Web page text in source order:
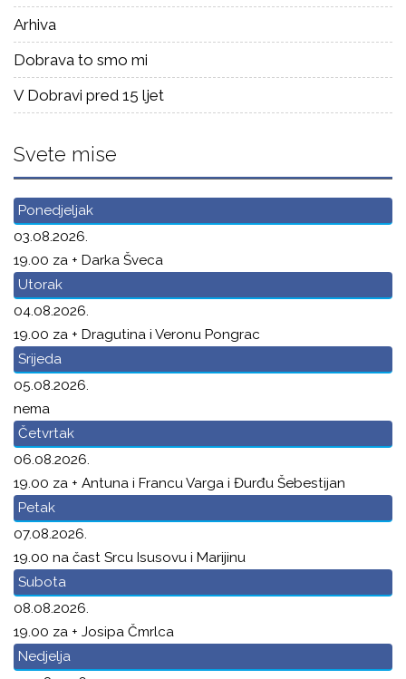
Arhiva
Dobrava to smo mi
V Dobravi pred 15 ljet
Svete mise
Ponedjeljak
03.08.2026.
19.00 za + Darka Šveca
Utorak
04.08.2026.
19.00 za + Dragutina i Veronu Pongrac
Srijeda
05.08.2026.
nema
Četvrtak
06.08.2026.
19.00 za + Antuna i Francu Varga i Đurđu Šebestijan
Petak
07.08.2026.
19.00 na čast Srcu Isusovu i Marijinu
Subota
08.08.2026.
19.00 za + Josipa Čmrlca
Nedjelja